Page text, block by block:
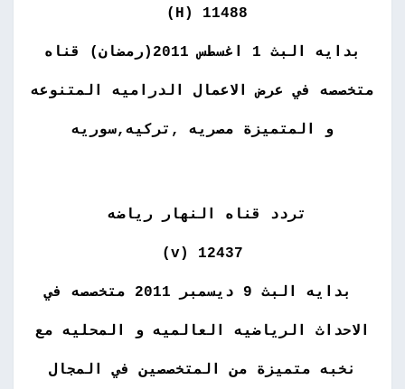
11488 (H)
بدايه البث 1 اغسطس 2011(رمضان) قناه
متخصصه في عرض الاعمال الدراميه المتنوعه
و المتميزة مصريه ,تركيه,سوريه
تردد قناه النهار رياضه
12437 (v)
بدايه البث 9 ديسمبر 2011 متخصصه في
الاحداث الرياضيه العالميه و المحليه مع
نخبه متميزة من المتخصصين في المجال